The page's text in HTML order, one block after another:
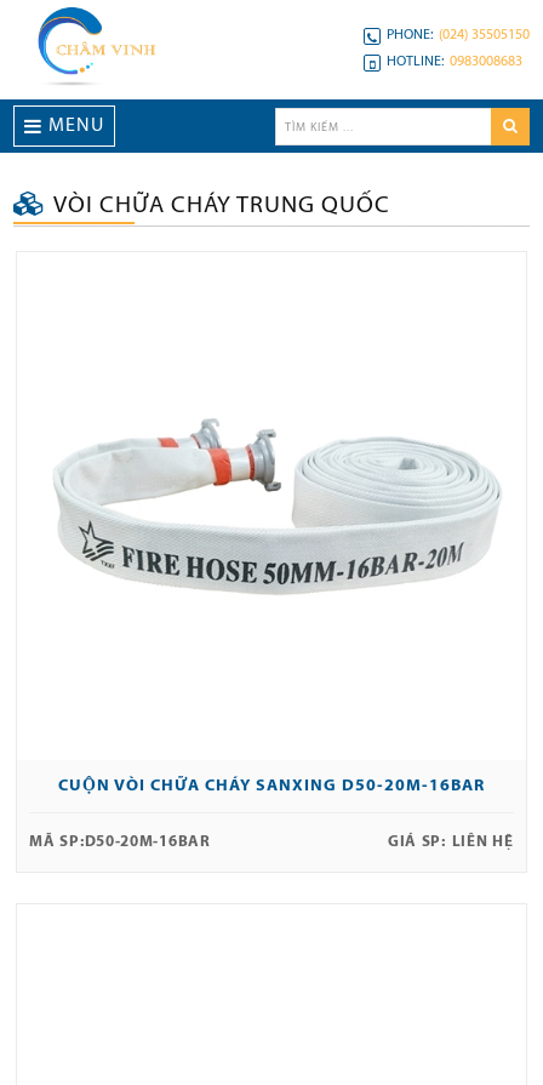
PHONE: (024) 35505150
HOTLINE: 0983008683
MENU
VÒI CHỮA CHÁY TRUNG QUỐC
CUỘN VÒI CHỮA CHÁY SANXING D50-20M-16BAR
MÃ SP: D50-20M-16BAR GIÁ SP: LIÊN HỆ